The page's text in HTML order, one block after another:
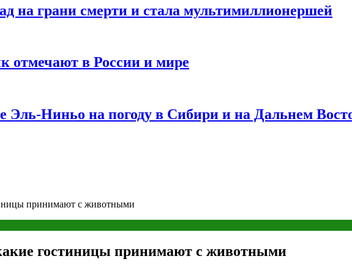
на грани смерти и стала мультимиллионершей
отмечают в России и мире
Эль-Ниньо на погоду в Сибири и на Дальнем
принимают с животными
гостиницы принимают с животными